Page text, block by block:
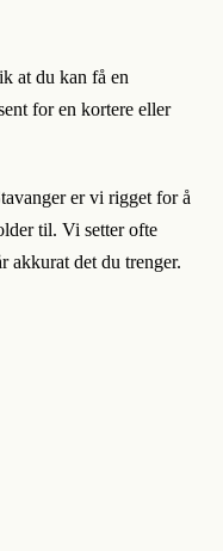
at du kan få en
for en kortere eller
er vi rigget for å
til. Vi setter ofte
akkurat det du trenger.